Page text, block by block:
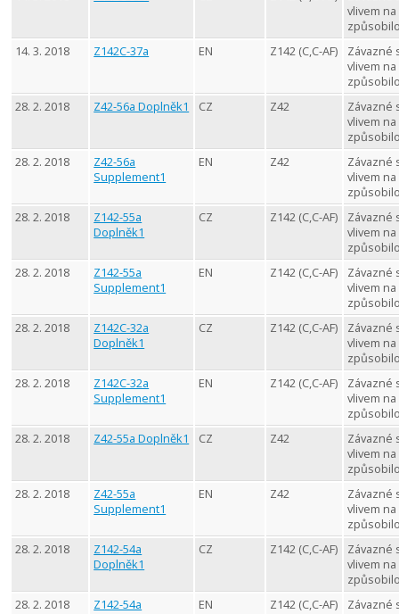
vlivem na
14. 3. 2018
Z142C-37a EN Z142 (C,C-AF)
Závazné
vlivem na
28. 2. 2018
Z42-56a Doplněk1 CZ Z42
Závazné
vlivem na
28. 2. 2018
Z42-56a
Supplement1
EN Z42
Závazné
vlivem na
28. 2. 2018
Z142-55a
Doplněk1
CZ Z142 (C,C-AF)
Závazné
vlivem na
28. 2. 2018
Z142-55a
Supplement1
EN Z142 (C,C-AF)
Závazné
vlivem na
28. 2. 2018
Z142C-32a
Doplněk1
CZ Z142 (C,C-AF)
Závazné
vlivem na
28. 2. 2018
Z142C-32a
Supplement1
EN Z142 (C,C-AF)
Závazné
vlivem na
28. 2. 2018
Z42-55a Doplněk1 CZ Z42
Závazné
vlivem na
28. 2. 2018
Z42-55a
Supplement1
EN Z42
Závazné
vlivem na
28. 2. 2018
Z142-54a
Doplněk1
CZ Z142 (C,C-AF)
Závazné
vlivem na
28. 2. 2018
Z142-54a
EN Z142 (C,C-AF)
Závazné